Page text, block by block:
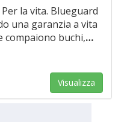
la vita. Blueguard
una garanzia a vita
compaiono buchi,…
Visualizza